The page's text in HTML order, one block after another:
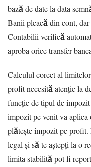
bază de date la data
Banii pleacă din cont,
Contabilii verifică
aproba orice transfer
Calculul corect al
profit necesită atenție la
funcție de tipul de
impozit pe venit va
plătește impozit pe
legal și să te aștepți la o
limita stabilită pot fi